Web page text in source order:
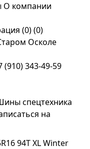
О компании
(0)(0)
(910) 343-49-59
спецтехника
на
94T XL Winter